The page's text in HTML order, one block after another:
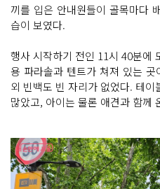
끼를 입은 안내원들이 골목마다
습이 보였다.
행사 시작하기 전인 11시 40분에
용 파라솔과 텐트가 쳐져 있는
외 빈백도 빈 자리가 없었다. 테
많았고, 아이는 물론 애견과 함께